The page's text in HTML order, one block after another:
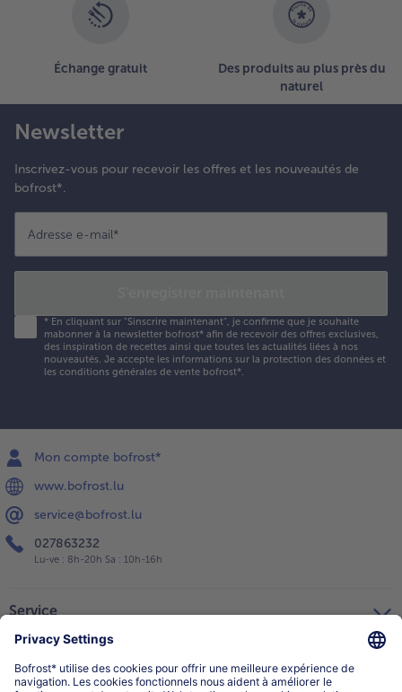
Échange gratuit
Des produits au plus près du
naturel
Newsletter
Inscrivez-vous pour recevoir les offres et les nouveautés de
bofrost*.
Adresse e-mail*
* En cliquant sur "Sinscrire maintenant", je confirme que je souhaite
mabonner à la newsletter bofrost* afin de recevoir des offres exclusives,
des inspiration de recettes ainsi que toutes les actualités liées à nos
nouveautés. Je accepte les informations sur la protection des données et
les conditions générales de vente bofrost*.
Mon compte bofrost*
www.bofrost.lu
service@bofrost.lu
027863232
Lu-ve : 8h-20h Sa : 10h-16h
Service